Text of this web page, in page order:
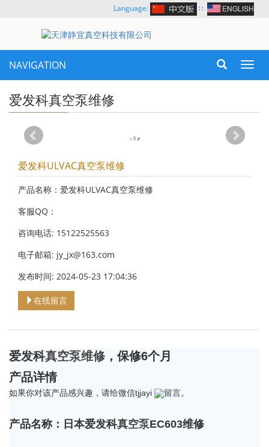
Language: ∷
NAVIGATION
爱发科真空泵维修
爱发科ULVAC真空泵维修
产品名称：爱发科ULVAC真空泵维修
客服QQ：
咨询电话: 15122525563
电子邮箱: jy_jx@163.com
发布时间: 2024-05-23 17:04:36
在线留言
爱发科真空泵维修，保修6个月
产品详情
如果你对该产品感兴趣，请给微信tjjayi 留言。
产品名称：日本爱发科真空泵EC603维修